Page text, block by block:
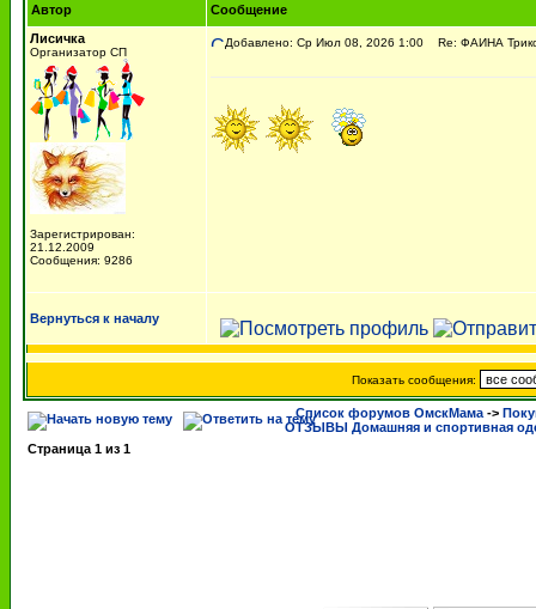
Автор
Сообщение
Лисичка
Организатор СП
Зарегистрирован:
21.12.2009
Сообщения: 9286
Добавлено: Ср Июл 08, 2026 1:00 Re: ФАИНА
Вернуться к началу
Показать сообщения:
Список форумов ОмскМама ->
ОТЗЫВЫ Домашняя и спортивная
Страница 1 из 1